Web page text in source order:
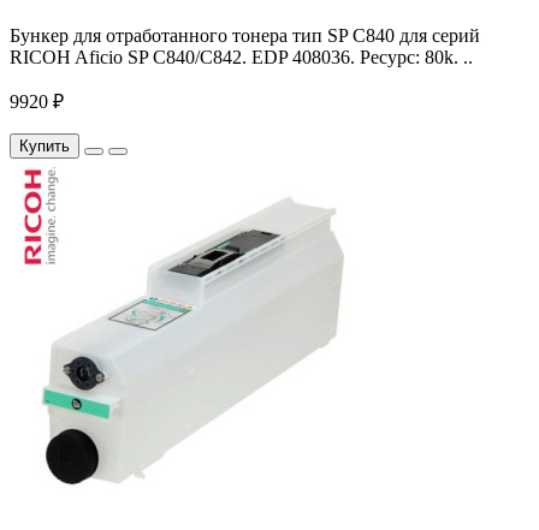
Бункер для отработанного тонера тип SP C840 для серий
RICOH Aficio SP C840/C842. EDP 408036. Ресурс: 80k. ..
9920 ₽
Купить